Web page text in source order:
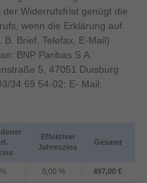
Pixel
Widerrufsfrist genügt die
wenn die Erklärung auf
Brief, Telefax, E-Mail)
BNP Paribas S.A.
5, 47051 Duisburg
34 69 54-02; E- Mail:
Effektiver
Jahreszins
Gesamt
0,00 % 497,00 €